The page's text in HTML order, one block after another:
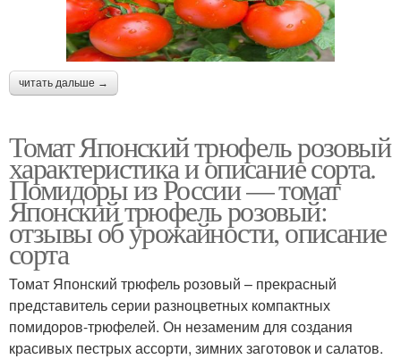
читать дальше →
Томат Японский трюфель розовый
характеристика и описание сорта.
Помидоры из России — томат
Японский трюфель розовый:
отзывы об урожайности, описание
сорта
Томат Японский трюфель розовый – прекрасный
представитель серии разноцветных компактных
помидоров-трюфелей. Он незаменим для создания
красивых пестрых ассорти, зимних заготовок и салатов.